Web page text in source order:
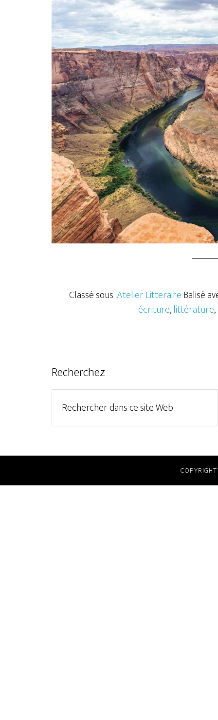
Classé sous :Atelier LitteraireBalisé
écriture,littérature,
Recherchez